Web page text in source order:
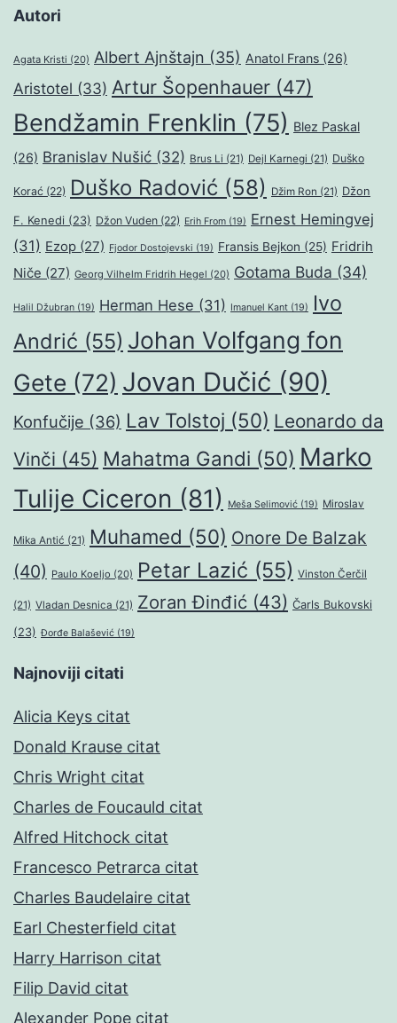
Autori
Agata Kristi (20) Albert Ajnštajn (35) Anatol Frans (26)
Aristotel (33) Artur Šopenhauer (47)
Bendžamin Frenklin (75) Blez Paskal
(26) Branislav Nušić (32) Brus Li (21) Dejl Karnegi (21) Duško
Korać (22) Duško Radović (58) Džim Ron (21) Džon
F. Kenedi (23) Džon Vuden (22) Erih From (19) Ernest Hemingvej
(31) Ezop (27) Fjodor Dostojevski (19) Fransis Bejkon (25) Fridrih
Niče (27) Georg Vilhelm Fridrih Hegel (20) Gotama Buda (34)
Halil Džubran (19) Herman Hese (31) Imanuel Kant (19)
Ivo
Andrić (55) Johan Volfgang fon
Gete (72) Jovan Dučić (90)
Konfučije (36) Lav Tolstoj (50) Leonardo da
Vinči (45) Mahatma Gandi (50) Marko
Tulije Ciceron (81) Meša Selimović (19) Miroslav
Mika Antić (21) Muhamed (50) Onore De Balzak
(40) Paulo Koeljo (20) Petar Lazić (55) Vinston Čerčil
(21) Vladan Desnica (21) Zoran Đinđić (43) Čarls Bukovski
(23) Đorđe Balašević (19)
Najnoviji citati
Alicia Keys citat
Donald Krause citat
Chris Wright citat
Charles de Foucauld citat
Alfred Hitchock citat
Francesco Petrarca citat
Charles Baudelaire citat
Earl Chesterfield citat
Harry Harrison citat
Filip David citat
Alexander Pope citat